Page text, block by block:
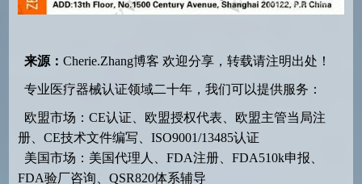
来源： Cherie.Zhang博客 欢迎分享，转载请注明出处！
专业医疗器械认证领域二十年，我们可以提供服务：
欧盟市场：CE认证、欧盟授权代表、欧盟主管当局注
册、CE技术文件编写、ISO9001/13485认证
美国市场：美国代理人、FDA注册、FDA510k申报、
FDA验厂咨询、QSR820体系辅导